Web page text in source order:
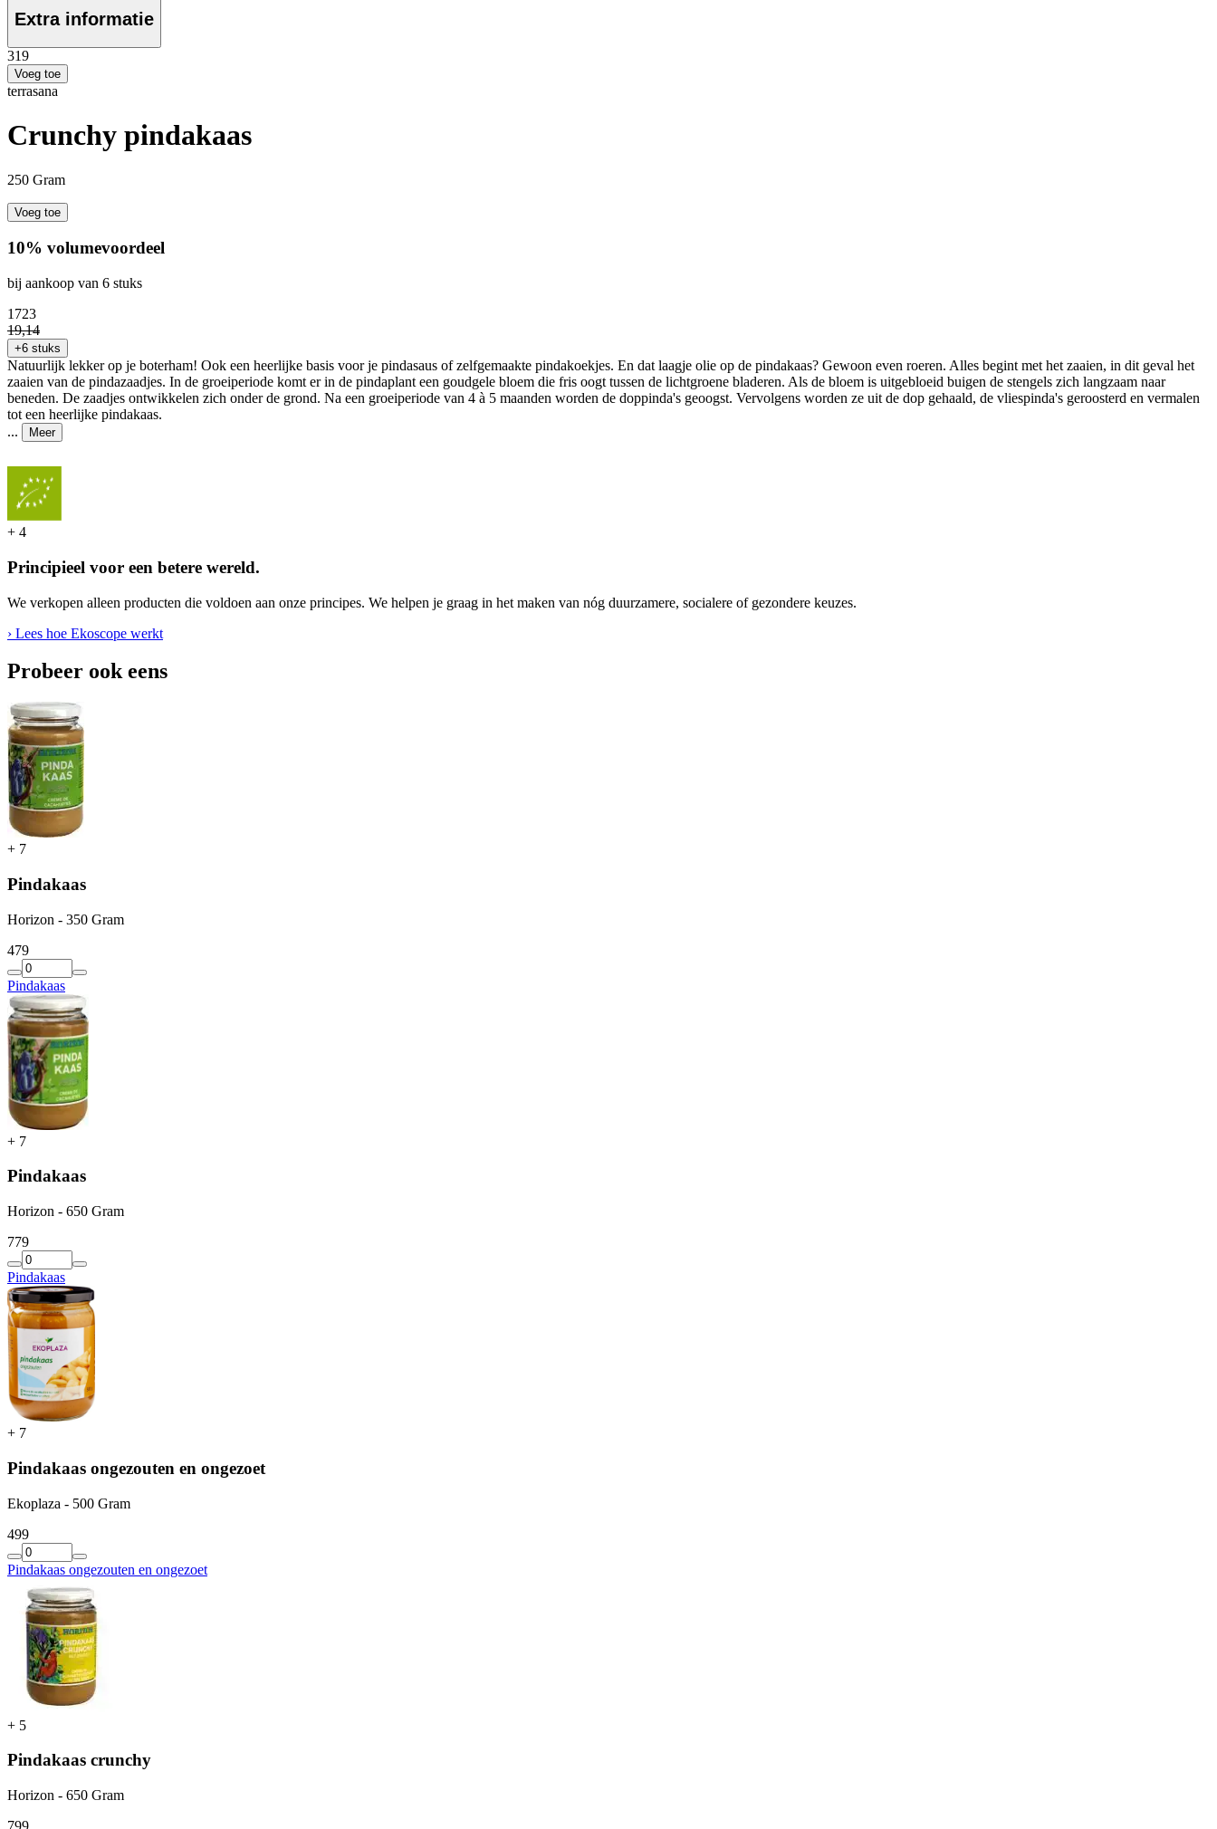
Extra informatie
319
Voeg toe
terrasana
Crunchy pindakaas
250 Gram
Voeg toe
10% volumevoordeel
bij aankoop van 6 stuks
1723
19,14
+6 stuks
Natuurlijk lekker op je boterham! Ook een heerlijke basis voor je pindasaus of zelfgemaakte pindakoekjes. En dat laagje olie op de pindakaas? Gewoon even roeren. Alles begint met het zaaien, in dit geval het
zaaien van de pindazaadjes. In de groeiperiode komt er in de pindaplant een goudgele bloem die fris oogt tussen de lichtgroene bladeren. Als de bloem is uitgebloeid buigen de stengels zich langzaam naar
beneden. De zaadjes ontwikkelen zich onder de grond. Na een groeiperiode van 4 à 5 maanden worden de doppinda's geoogst. Vervolgens worden ze uit de dop gehaald, de vliespinda's geroosterd en vermalen
tot een heerlijke pindakaas.
...
Meer
+ 4
Principieel voor een betere wereld.
We verkopen alleen producten die voldoen aan onze principes. We helpen je graag in het maken van nóg duurzamere, socialere of gezondere keuzes.
› Lees hoe Ekoscope werkt
Probeer ook eens
+ 7
Pindakaas
Horizon - 350 Gram
479
Pindakaas
+ 7
Pindakaas
Horizon - 650 Gram
779
Pindakaas
+ 7
Pindakaas ongezouten en ongezoet
Ekoplaza - 500 Gram
499
Pindakaas ongezouten en ongezoet
+ 5
Pindakaas crunchy
Horizon - 650 Gram
799